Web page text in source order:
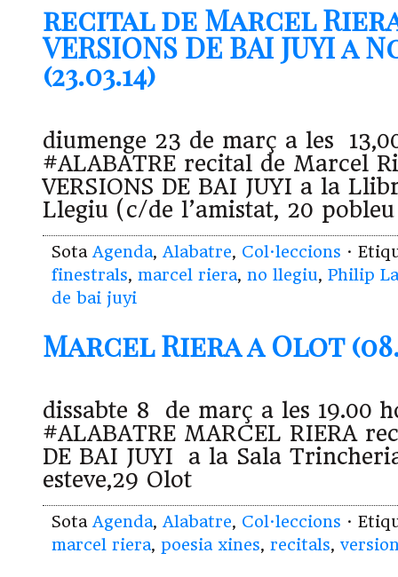
recital de Marcel
VERSIONS DE BAI JUYI a
(23.03.14)
diumenge 23 de març a les
#ALABATRE recital de Marcel
VERSIONS DE BAI JUYI a la
Llegiu (c/de l’amistat, 20
Sota Agenda, Alabatre, Col·leccions ·
finestrals, marcel riera, no llegiu, Philip
de bai juyi
Marcel Riera a Olot
dissabte 8 de març a les 19.00
#ALABATRE MARCEL RIERA
DE BAI JUYI a la Sala
esteve,29 Olot
Sota Agenda, Alabatre, Col·leccions ·
marcel riera, poesia xines, recitals,